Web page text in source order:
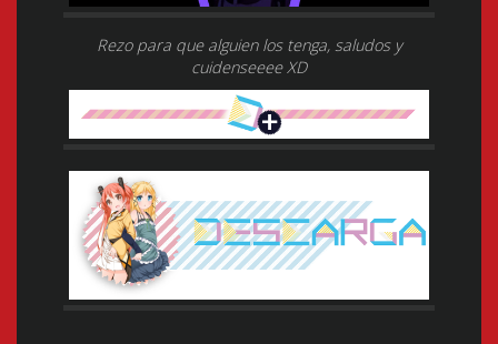
Rezo para que alguien los tenga, saludos y
cuidenseeee XD